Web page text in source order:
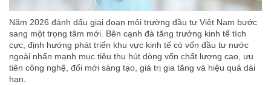
Năm 2026 đánh dấu giai đoạn môi trường đầu tư Việt Nam bước
sang một trọng tâm mới. Bên cạnh đà tăng trưởng kinh tế tích
cực, định hướng phát triển khu vực kinh tế có vốn đầu tư nước
ngoài nhấn mạnh mục tiêu thu hút dòng vốn chất lượng cao, ưu
tiên công nghệ, đổi mới sáng tạo, giá trị gia tăng và hiệu quả dài
hạn.